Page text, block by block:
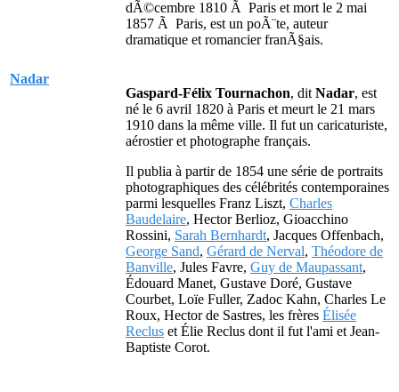
dÃ©cembre 1810 Ã Paris et mort le 2 mai
1857 Ã Paris, est un poÃ¨te, auteur
dramatique et romancier franÃ§ais.
Nadar
Gaspard-Félix Tournachon, dit Nadar, est
né le 6 avril 1820 à Paris et meurt le 21 mars
1910 dans la même ville. Il fut un caricaturiste,
aérostier et photographe français.
Il publia à partir de 1854 une série de portraits
photographiques des célébrités contemporaines
parmi lesquelles Franz Liszt, Charles
Baudelaire, Hector Berlioz, Gioacchino
Rossini, Sarah Bernhardt, Jacques Offenbach,
George Sand, Gérard de Nerval, Théodore de
Banville, Jules Favre, Guy de Maupassant,
Édouard Manet, Gustave Doré, Gustave
Courbet, Loïe Fuller, Zadoc Kahn, Charles Le
Roux, Hector de Sastres, les frères Élisée
Reclus et Élie Reclus dont il fut l'ami et Jean-
Baptiste Corot.